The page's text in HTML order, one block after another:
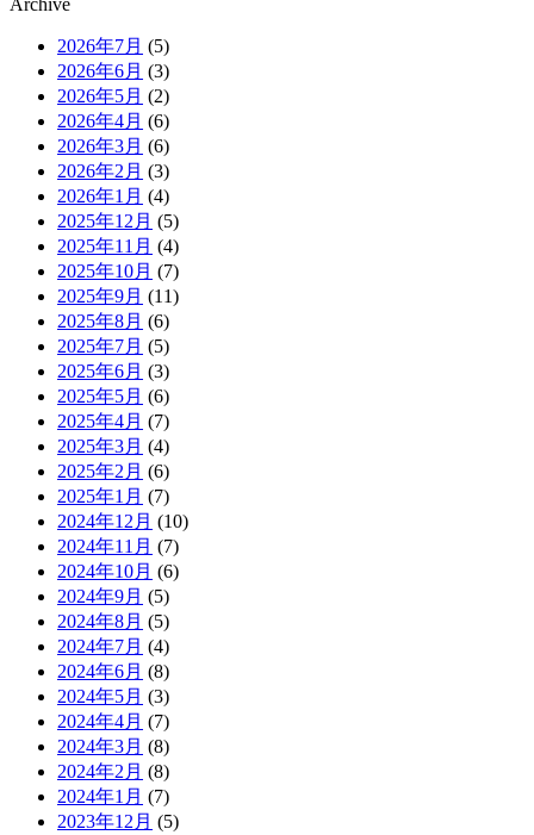
Archive
2026年7月 (5)
2026年6月 (3)
2026年5月 (2)
2026年4月 (6)
2026年3月 (6)
2026年2月 (3)
2026年1月 (4)
2025年12月 (5)
2025年11月 (4)
2025年10月 (7)
2025年9月 (11)
2025年8月 (6)
2025年7月 (5)
2025年6月 (3)
2025年5月 (6)
2025年4月 (7)
2025年3月 (4)
2025年2月 (6)
2025年1月 (7)
2024年12月 (10)
2024年11月 (7)
2024年10月 (6)
2024年9月 (5)
2024年8月 (5)
2024年7月 (4)
2024年6月 (8)
2024年5月 (3)
2024年4月 (7)
2024年3月 (8)
2024年2月 (8)
2024年1月 (7)
2023年12月 (5)